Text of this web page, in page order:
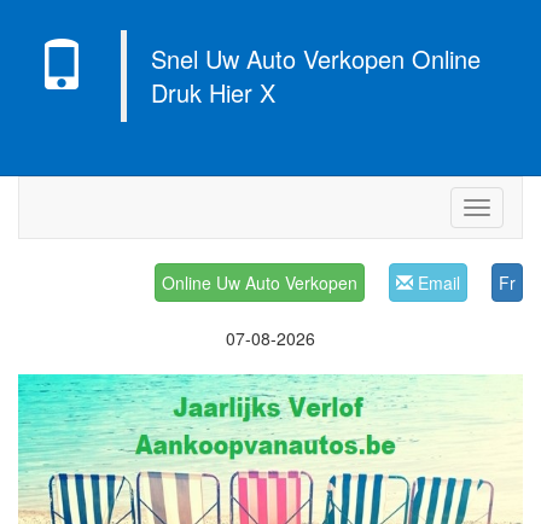
Snel Uw Auto Verkopen Online
Druk Hier X
Fr
Email
Online Uw Auto Verkopen
07-08-2026